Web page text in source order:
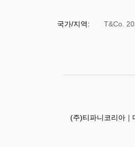
T&Co.
국가/지역:
(주)티파니코리아